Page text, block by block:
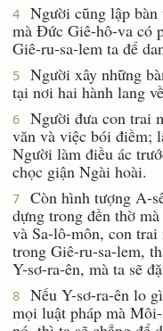
4
Người cũng lập
mà Ðức Giê-hô-va có
Giê-ru-sa-lem ta để
5
Người xây những
tại nơi hai hành lang
6
Người đưa con trai
văn và việc bói điềm;
Người làm điều ác
chọc giận Ngài hoài.
7
Còn hình tượng A-
dựng trong đền thờ
và Sa-lô-môn, con
trong Giê-ru-sa-lem,
Y-sơ-ra-ên, mà ta sẽ
8
Nếu Y-sơ-ra-ên lo
mọi luật pháp mà